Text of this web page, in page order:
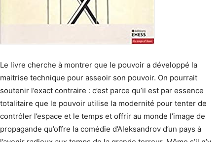
Le livre cherche à montrer que le pouvoir a développé la
maitrise technique pour asseoir son pouvoir. On pourrait
soutenir l’exact contraire : c’est parce qu’il est par essence
totalitaire que le pouvoir utilise la modernité pour tenter de
contrôler l’espace et le temps et offrir au monde l’image de
propagande qu’offre la comédie d’Aleksandrov d’un pays à